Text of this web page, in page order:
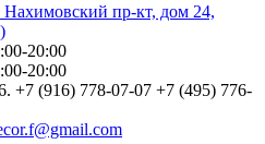
пр-кт, дом 24,
20:00
20:00
+7 (495) 776-